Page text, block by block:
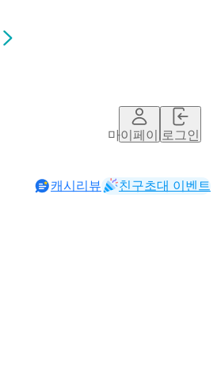
마이페이지로그인
캐시리뷰 친구초대 이벤트